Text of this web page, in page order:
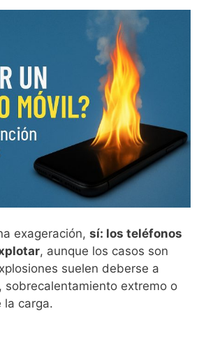
exageración, sí: los teléfonos
, aunque los casos son
suelen deberse a
sobrecalentamiento extremo o
la carga.